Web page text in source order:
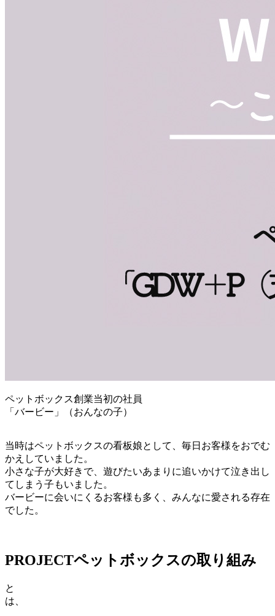
ペットボックス創業当初の社員
「バービー」（おんなの子）
当時はペットボックスの看板娘として、毎日お客様をおでむ
かえしていました。
小さな子が大好きで、遊びたいあまりに追いかけて泣き出し
てしまう子もいました。
バービーに会いにくるお客様も多く、みんなに愛される存在
でした。
PROJECTペットボックスの取り組み
と
は、